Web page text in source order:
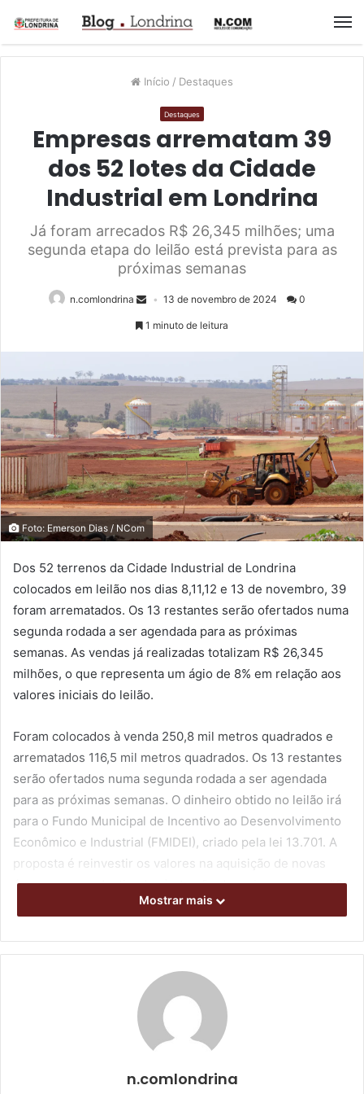
Início / Destaques
Destaques
Empresas arrematam 39
dos 52 lotes da Cidade
Industrial em Londrina
Já foram arrecados R$ 26,345 milhões; uma
segunda etapa do leilão está prevista para as
próximas semanas
n.comlondrina 13 de novembro de 2024 0
1 minuto de leitura
Foto: Emerson Dias / NCom
Dos 52 terrenos da Cidade Industrial de Londrina
colocados em leilão nos dias 8,11,12 e 13 de novembro, 39
foram arrematados. Os 13 restantes serão ofertados numa
segunda rodada a ser agendada para as próximas
semanas. As vendas já realizadas totalizam R$ 26,345
milhões, o que representa um ágio de 8% em relação aos
valores iniciais do leilão.
Foram colocados à venda 250,8 mil metros quadrados e
arrematados 116,5 mil metros quadrados. Os 13 restantes
serão ofertados numa segunda rodada a ser agendada
para as próximas semanas. O dinheiro obtido no leilão irá
para o Fundo Municipal de Incentivo ao Desenvolvimento
Econômico e Industrial (FMIDEI), criado pela lei 13.701. A
proposta é reinvestir os valores na aquisição de novas
áreas a serem destinadas à atração de mais empresas. “O
fundo foi criado com a finalidade de financiar ações
Londrina (Codel), Fábio Cavazotti.
Mostrar mais
n.comlondrina